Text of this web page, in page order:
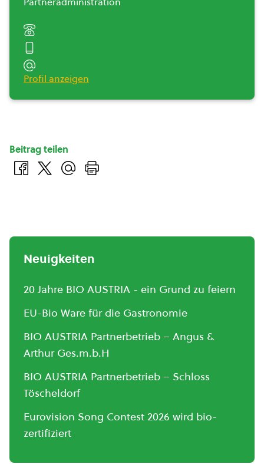
Profil anzeigen
Beitrag teilen
Neuigkeiten
20 Jahre BIO AUSTRIA - ein Grund zu feiern
EU-Bio Ware für die Gastronomie
BIO AUSTRIA Partnerbetrieb – Angus &
Arthur Ges.m.b.H
BIO AUSTRIA Partnerbetrieb – Schloss
Töscheldorf
Eurovision Song Contest 2026 wird bio-
zertifiziert